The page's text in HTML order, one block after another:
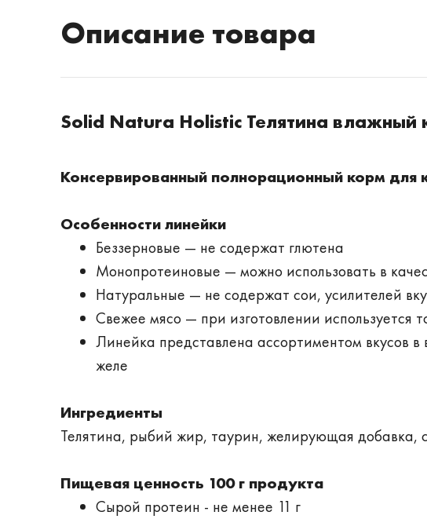
Описание товара
Solid Natura Holistic Телятина влажный
Консервированный полнорационный корм для
Особенности линейки
Беззерновые — не содержат глютена
Монопротеиновые — можно использовать в
Натуральные — не содержат сои, усилителей
Свежее мясо — при изготовлении используется
Линейка представлена ассортиментом вкусов
желе
Ингредиенты
Телятина, рыбий жир, таурин, желирующая добавка,
Пищевая ценность 100 г продукта
Сырой протеин - не менее 11 г